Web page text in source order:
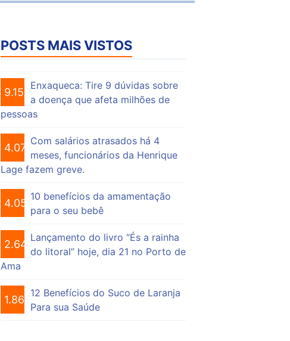
POSTS MAIS VISTOS
9.155
Enxaqueca: Tire 9 dúvidas sobre
a doença que afeta milhões de
pessoas
4.075
Com salários atrasados há 4
meses, funcionários da Henrique
Lage fazem greve.
4.055
10 benefícios da amamentação
para o seu bebê
2.649
Lançamento do livro “És a rainha
do litoral” hoje, dia 21 no Porto de
Ama
1.863
12 Benefícios do Suco de Laranja
Para sua Saúde